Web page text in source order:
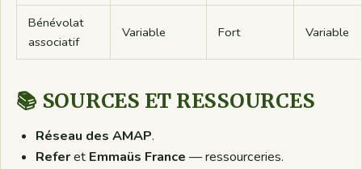
Bénévolat
associatif
Variable Fort Variable
📚 SOURCES ET RESSOURCES
Réseau des AMAP.
Referet Emmaüs France — ressourceries.